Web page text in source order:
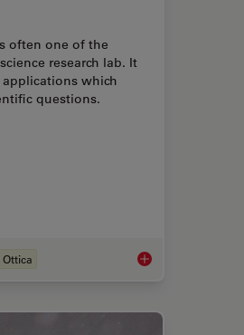
often one of the
research lab. It
which
questions.
Ottica Factors to Consider